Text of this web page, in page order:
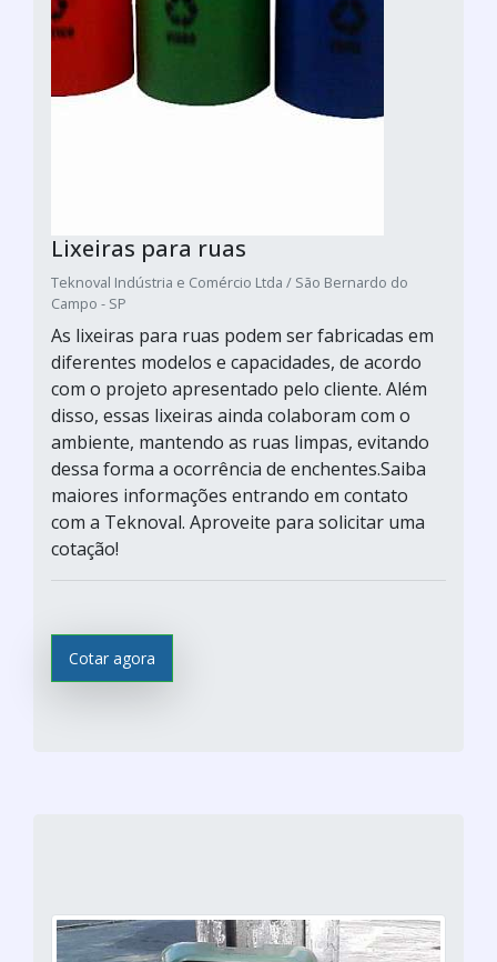
Lixeiras para ruas
Teknoval Indústria e Comércio Ltda / São Bernardo do
Campo - SP
As lixeiras para ruas podem ser fabricadas em
diferentes modelos e capacidades, de acordo
com o projeto apresentado pelo cliente. Além
disso, essas lixeiras ainda colaboram com o
ambiente, mantendo as ruas limpas, evitando
dessa forma a ocorrência de enchentes.Saiba
maiores informações entrando em contato
com a Teknoval. Aproveite para solicitar uma
cotação!
Cotar agora